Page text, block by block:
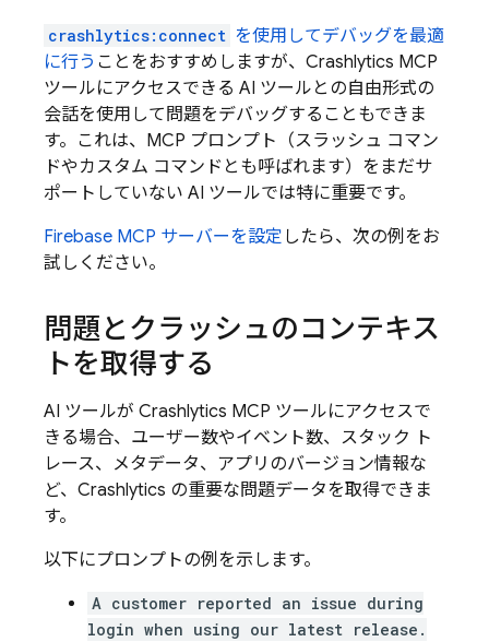
crashlytics:connect を使用してデバッグを最適
に行う ことをおすすめしますが、 Crashlytics MCP
ツールにアクセスできる AI ツールとの自由形式の
会話を使用して問題をデバッグすることもできま
す。これは、MCP プロンプト（スラッシュ コマン
ドやカスタム コマンドとも呼ばれます）をまだサ
ポートしていない AI ツールでは特に重要です。
Firebase MCP サーバーを設定 したら、次の例をお
試しください。
問題とクラッシュのコンテキス
トを取得する
AI ツールが Crashlytics MCP ツールにアクセスで
きる場合、ユーザー数やイベント数、スタック ト
レース、メタデータ、アプリのバージョン情報な
ど、 Crashlytics の重要な問題データを取得できま
す。
以下にプロンプトの例を示します。
A customer reported an issue during
login when using our latest release.